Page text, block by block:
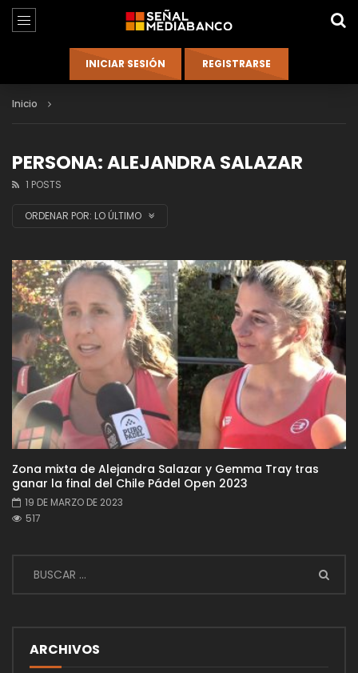
Inicio
PERSONA: ALEJANDRA SALAZAR
1 POSTS
ORDENAR POR: LO ÚLTIMO
Zona mixta de Alejandra Salazar y Gemma Tray tras
ganar la final del Chile Pádel Open 2023
19 DE MARZO DE 2023
517
ARCHIVOS